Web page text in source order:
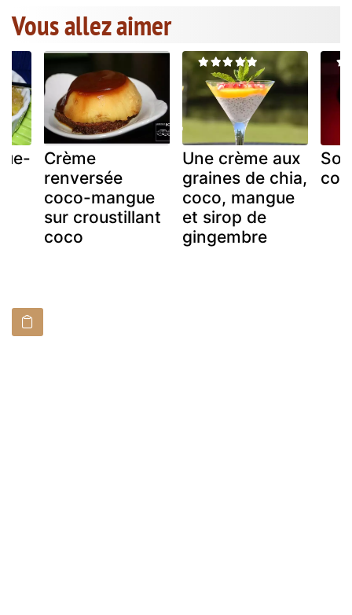
Vous allez aimer
Crème
renversée
coco-mangue
sur croustillant
coco
Une crème aux
graines de chia,
coco, mangue
et sirop de
gingembre